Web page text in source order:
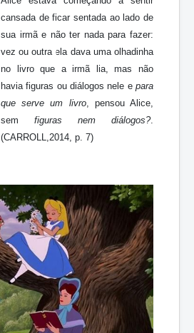
cansada de ficar sentada ao lado de
sua irmã e não ter nada para fazer:
vez ou outra ela dava uma olhadinha
no livro que a irmã lia, mas não
havia figuras ou diálogos nele e para
que serve um livro, pensou Alice,
sem figuras nem diálogos?.
(CARROLL,2014, p. 7)